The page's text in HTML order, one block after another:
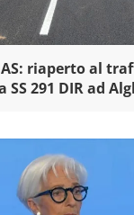
riaperto al
SS 291 DIR ad